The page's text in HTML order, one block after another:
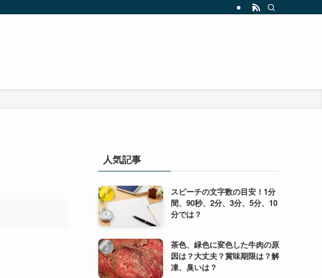
人気記事
スピーチの文字数の目安！1分
間、90秒、2分、3分、5分、10
分では？
茶色、緑色に変色した牛肉の原
因は？大丈夫？賞味期限は？解
凍、臭いは？